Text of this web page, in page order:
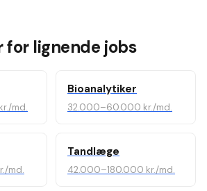
for lignende jobs
md.
Bioanalytiker
32.000–60.000 kr./md.
md.
Tandlæge
42.000–180.000 kr./md.